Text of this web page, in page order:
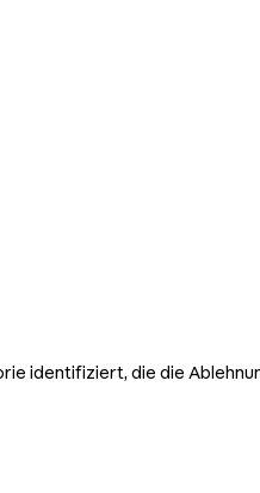
identifiziert, die die